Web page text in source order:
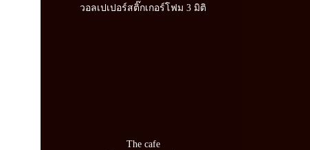
วอลเปเปอร์สติ๊กเกอร์โฟม 3 มิติ
The cafe